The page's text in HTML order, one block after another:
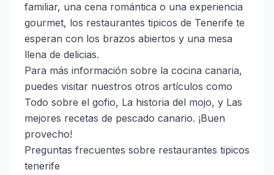
familiar, una cena romántica o una experiencia
gourmet, los restaurantes tipicos de Tenerife te
esperan con los brazos abiertos y una mesa
llena de delicias.
Para más información sobre la cocina canaria,
puedes visitar nuestros otros artículos como
Todo sobre el gofio, La historia del mojo, y Las
mejores recetas de pescado canario. ¡Buen
provecho!
Preguntas frecuentes sobre restaurantes tipicos
tenerife